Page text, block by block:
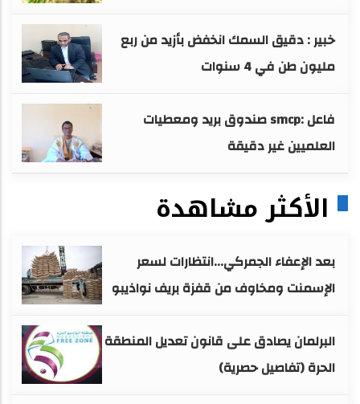
خبير : دقيق السمك انخفض بأزيد من ربع
مليون طن في 4 سنوات
فاعل :smcp صندوق بريد ومعطيات
العلميين غير دقيقة
الأكثر مشاهدة
بعد الإعفاء الجمركي...انتظارات لسعر
الإسمنت ومخاوف من قفزة بريف نواذيبو
البرلمان يصادق على قانون تعديل المنطقة
الحرة (تفاصيل حصرية)